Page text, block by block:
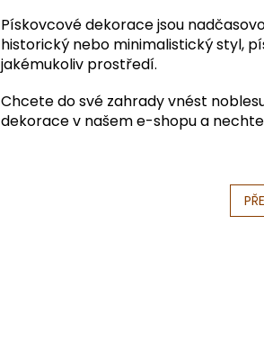
Pískovcové dekorace jsou
historický nebo minimalistický styl,
jakémukoliv prostředí.
Chcete do své zahrady vnést
dekorace v našem e-shopu a